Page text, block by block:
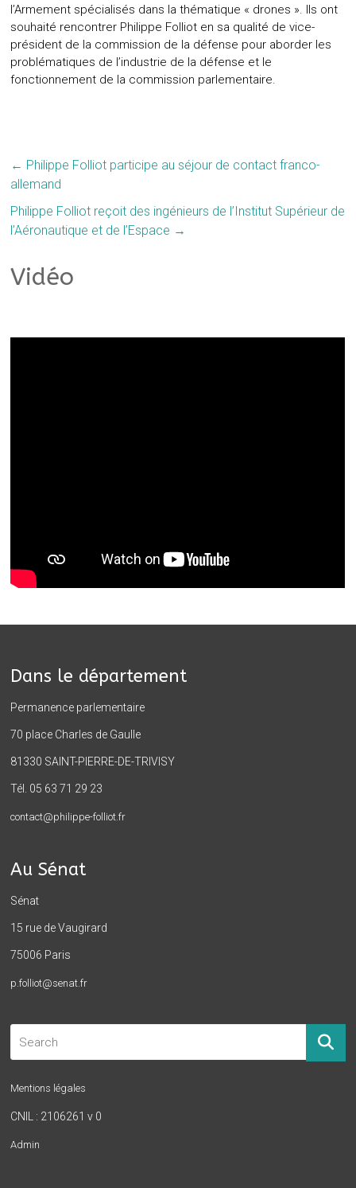
l’Armement spécialisés dans la thématique « drones ». Ils ont
souhaité rencontrer Philippe Folliot en sa qualité de vice-
président de la commission de la défense pour aborder les
problématiques de l’industrie de la défense et le
fonctionnement de la commission parlementaire.
← Philippe Folliot participe au séjour de contact franco-
allemand
Philippe Folliot reçoit des ingénieurs de l’Institut Supérieur de
l’Aéronautique et de l’Espace →
Vidéo
Dans le département
Permanence parlementaire
70 place Charles de Gaulle
81330 SAINT-PIERRE-DE-TRIVISY
Tél. 05 63 71 29 23
contact@philippe-folliot.fr
Au Sénat
Sénat
15 rue de Vaugirard
75006 Paris
p.folliot@senat.fr
Mentions légales
CNIL : 2106261 v 0
Admin